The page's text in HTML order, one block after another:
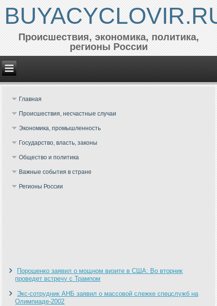
Происшествия, экономика, политика,
регионы России
Главная
Происшествия, несчастные случаи
Экономика, промышленность
Государство, власть, законы
Общество и политика
Важные события в стране
Регионы России
Порошенко заявил о мощном визите в США: Во вторник
проведет встречу с Трампом
Экс-сотрудник АНБ заявил о массовой слежке спецслужб на
Олимпиаде-2002